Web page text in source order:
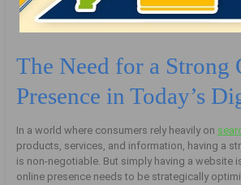
The Need for a Strong
Presence in Today’s
In a world where consumers rely heavily on
products, services, and information, having a
is non-negotiable. But simply having a website
online presence needs to be strategically